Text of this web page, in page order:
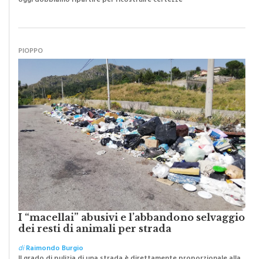
I “macellai” abusivi e l’abbandono selvaggio
dei resti di animali per strada
diRaimondo Burgio
Il grado di pulizia di una strada è direttamente proporzionale alla
civiltà dei cittadini